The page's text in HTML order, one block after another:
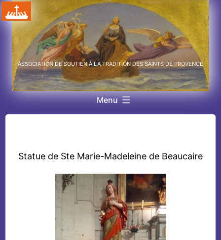
Aller
au
contenu
ASSOCIATION DE SOUTIEN À LA TRADITION DES SAINTS DE PROVENCE
Menu
Statue de Ste Marie-Madeleine de Beaucaire